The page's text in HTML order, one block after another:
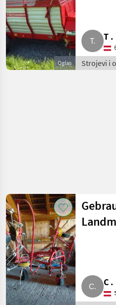
Oglas
T .
Strojevi i
za travu i
C .